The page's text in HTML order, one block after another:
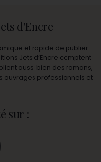
d'Encre
et rapide de publier
Jets d’Encre comptent
aussi bien des romans,
ouvrages professionnels et
sur :